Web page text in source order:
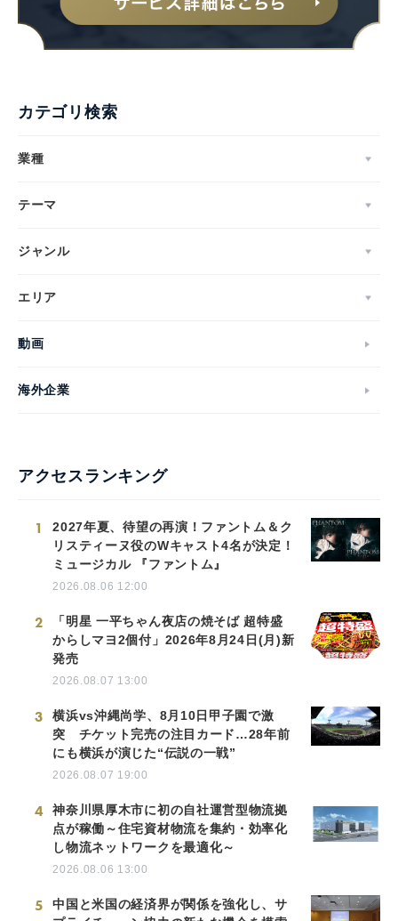
カテゴリ検索
業種
テーマ
ジャンル
エリア
動画
海外企業
アクセスランキング
1
2027年夏、待望の再演！ファントム＆ク
リスティーヌ役のWキャスト4名が決定！
ミュージカル 『ファントム』
2026.08.06 12:00
2
「明星 一平ちゃん夜店の焼そば 超特盛
からしマヨ2個付」2026年8月24日(月)新
発売
2026.08.07 13:00
3
横浜vs沖縄尚学、8月10日甲子園で激
突 チケット完売の注目カード…28年前
にも横浜が演じた“伝説の一戦”
2026.08.07 19:00
4
神奈川県厚木市に初の自社運営型物流拠
点が稼働～住宅資材物流を集約・効率化
し物流ネットワークを最適化～
2026.08.06 13:00
5
中国と米国の経済界が関係を強化し、サ